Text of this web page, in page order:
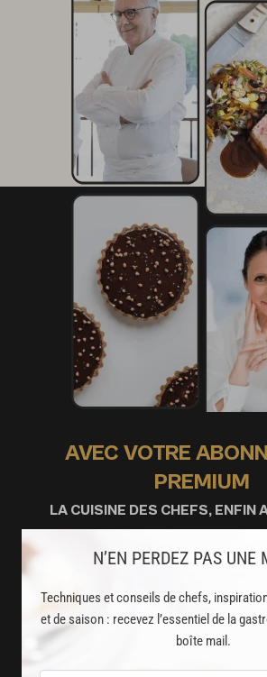
N’EN PERDEZ PAS UNE
Techniques et conseils de chefs,
et de saison : recevez l’essentiel de la
boîte mail.
AVEC VOTRE
PREMIUM
LA CUISINE DES CHEFS, ENFIN
8000
recettes exclusives
partagées par vos chefs
2000 vidéos de recettes